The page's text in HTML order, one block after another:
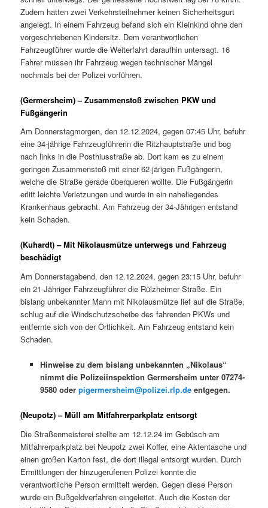
Zudem hatten zwei Verkehrsteilnehmer keinen Sicherheitsgurt
angelegt. In einem Fahrzeug befand sich ein Kleinkind ohne den
vorgeschriebenen Kindersitz. Dem verantwortlichen
Fahrzeugführer wurde die Weiterfahrt daraufhin untersagt. 16
Fahrer müssen ihr Fahrzeug wegen technischer Mängel
nochmals bei der Polizei vorführen.
(Germersheim) – Zusammenstoß zwischen PKW und
Fußgängerin
Am Donnerstagmorgen, den 12.12.2024, gegen 07:45 Uhr, befuhr
eine 34-jährige Fahrzeugführerin die Ritzhauptstraße und bog
nach links in die Posthiusstraße ab. Dort kam es zu einem
geringen Zusammenstoß mit einer 62-järigen Fußgängerin,
welche die Straße gerade überqueren wollte. Die Fußgängerin
erlitt leichte Verletzungen und wurde in ein naheliegendes
Krankenhaus gebracht. Am Fahrzeug der 34-Jährigen entstand
kein Schaden.
(Kuhardt) – Mit Nikolausmütze unterwegs und Fahrzeug
beschädigt
Am Donnerstagabend, den 12.12.2024, gegen 23:15 Uhr, befuhr
ein 21-Jähriger Fahrzeugführer die Rülzheimer Straße. Ein
bislang unbekannter Mann mit Nikolausmütze lief auf die Straße,
schlug auf die Windschutzscheibe des fahrenden PKWs und
entfernte sich von der Örtlichkeit. Am Fahrzeug entstand kein
Schaden.
Hinweise zu dem bislang unbekannten „Nikolaus“
nimmt die Polizeiinspektion Germersheim unter 07274-
9580 oder pigermersheim@polizei.rlp.deentgegen.
(Neupotz) – Müll am Mitfahrerparkplatz entsorgt
Die Straßenmeisterei stellte am 12.12.24 im Gebüsch am
Mitfahrerparkplatz bei Neupotz zwei Koffer, eine Aktentasche und
einen großen Karton fest, die dort illegal entsorgt wurden. Durch
Ermittlungen der hinzugerufenen Polizei konnte die
verantwortliche Person ermittelt werden. Gegen diese Person
wurde ein Bußgeldverfahren eingeleitet. Auch die Kosten der